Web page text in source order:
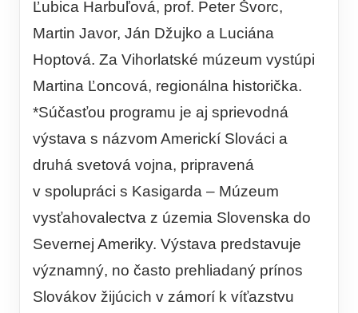
Ľubica Harbuľová, prof. Peter Švorc,
Martin Javor, Ján Džujko a Luciána
Hoptová. Za Vihorlatské múzeum vystúpi
Martina Ľoncová, regionálna historička.
*Súčasťou programu je aj sprievodná
výstava s názvom Americkí Slováci a
druhá svetová vojna, pripravená
v spolupráci s Kasigarda – Múzeum
vysťahovalectva z územia Slovenska do
Severnej Ameriky. Výstava predstavuje
významný, no často prehliadaný prínos
Slovákov žijúcich v zámorí k víťazstvu